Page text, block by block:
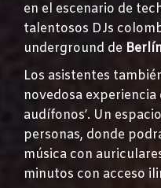
en el escenario de
talentosos DJs
underground de
Los asistentes
novedosa experiencia
audífonos’. Un
personas, donde
música con
minutos con acceso